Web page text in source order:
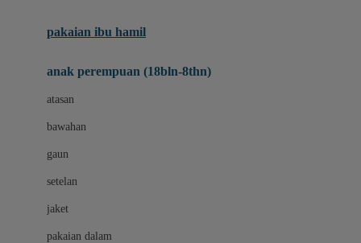
Crane
pakaian ibu hamil
anak perempuan (18bln-8thn)
atasan
bawahan
gaun
setelan
jaket
pakaian dalam